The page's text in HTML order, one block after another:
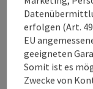
das Gasthaus
Seite zurück
erfolgen (Art. 49
EU
geeigneten
Somit ist es
Zwecke von